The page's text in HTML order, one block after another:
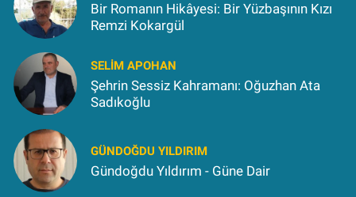
Bir Romanın Hikâyesi: Bir Yüzbaşının Kızı
Remzi Kokargül
SELIM APOHAN
Şehrin Sessiz Kahramanı: Oğuzhan Ata
Sadıkoğlu
GÜNDOĞDU YILDIRIM
Gündoğdu Yıldırım - Güne Dair